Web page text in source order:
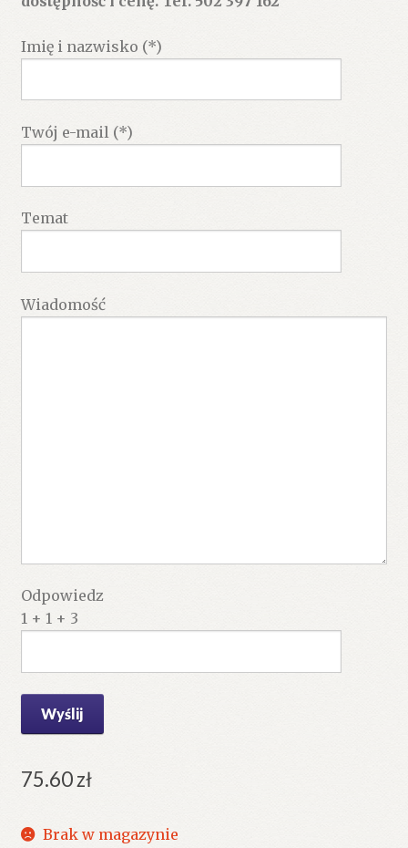
Imię i nazwisko (*)
Twój e-mail (*)
Temat
Wiadomość
Odpowiedz
1 + 1 + 3
75.60zł
Brak w magazynie